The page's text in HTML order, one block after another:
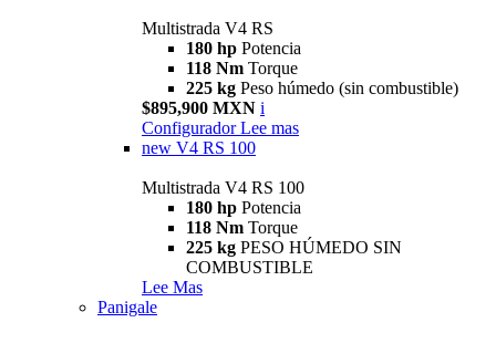
Multistrada V4 RS
180 hp Potencia
118 Nm Torque
225 kg Peso húmedo (sin combustible)
$895,900 MXN i
Configurador Lee mas
new V4 RS 100
Multistrada V4 RS 100
180 hp Potencia
118 Nm Torque
225 kg PESO HÚMEDO SIN
COMBUSTIBLE
Lee Mas
Panigale